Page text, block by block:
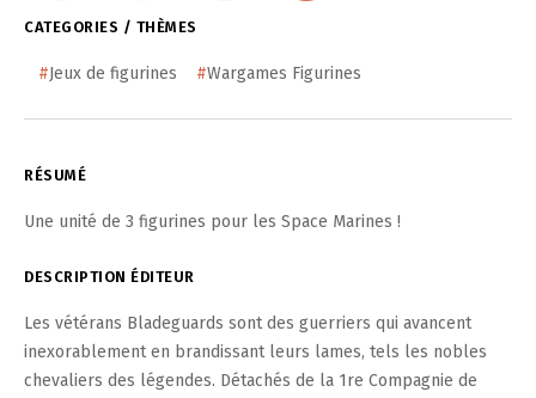
CATEGORIES / THÈMES
#Jeux de figurines #Wargames Figurines
RÉSUMÉ
Une unité de 3 figurines pour les Space Marines !
DESCRIPTION ÉDITEUR
Les vétérans Bladeguards sont des guerriers qui avancent
inexorablement en brandissant leurs lames, tels les nobles
chevaliers des légendes. Détachés de la 1re Compagnie de